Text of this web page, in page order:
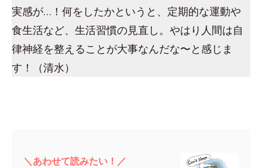
実感が…！何をしたかというと、定期的な運動や
食生活など、生活習慣の見直し。やはり人間は自
律神経を整えることが大事なんだな〜と感じま
す！（清水）
＼あわせて読みたい！／